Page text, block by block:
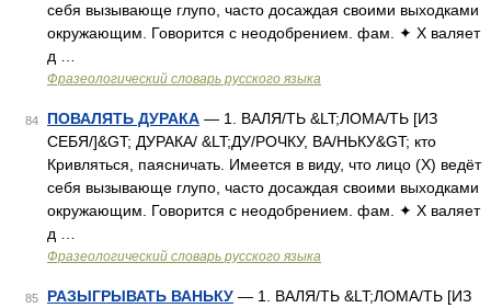
себя вызывающе глупо, часто досаждая своими выходками
окружающим. Говорится с неодобрением. фам. ✦ Х валяет
д …
Фразеологический словарь русского языка
84 ПОВАЛЯТЬ ДУРАКА — 1. ВАЛЯ/ТЬ &LT;ЛОМА/ТЬ [ИЗ
СЕБЯ/]&GT; ДУРАКА/ &LT;ДУ/РОЧКУ, ВА/НЬКУ&GT; кто
Кривляться, паясничать. Имеется в виду, что лицо (Х) ведёт
себя вызывающе глупо, часто досаждая своими выходками
окружающим. Говорится с неодобрением. фам. ✦ Х валяет
д …
Фразеологический словарь русского языка
85 РАЗЫГРЫВАТЬ ВАНЬКУ — 1. ВАЛЯ/ТЬ &LT;ЛОМА/ТЬ [ИЗ